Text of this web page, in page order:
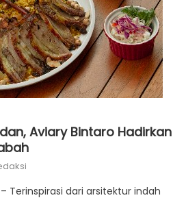
Aviary Bintaro Hadirkan
Terinspirasi dari arsitektur indah